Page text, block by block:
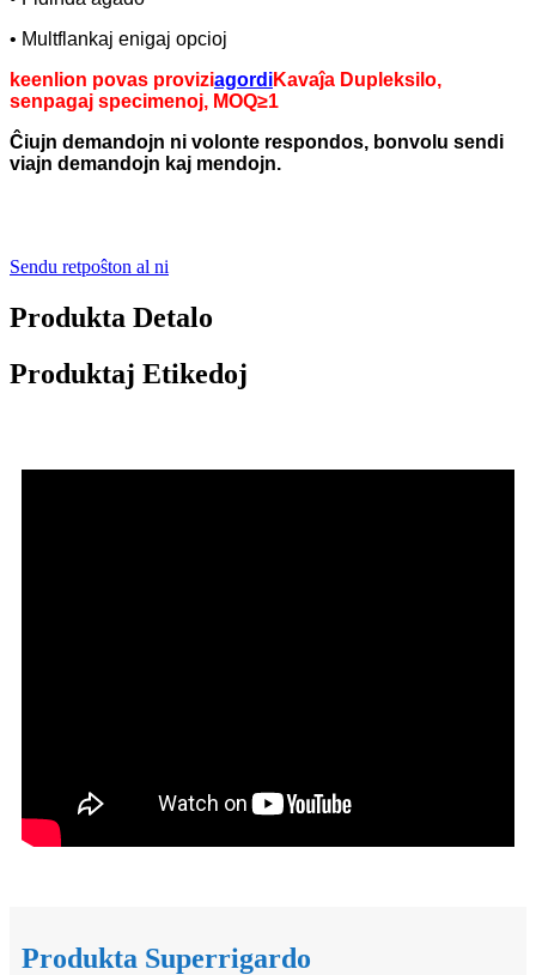
• Multflankaj enigaj opcioj
keenlion povas proviziagordiKavaĵa Dupleksilo,
senpagaj specimenoj, MOQ≥1
Ĉiujn demandojn ni volonte respondos, bonvolu sendi
viajn demandojn kaj mendojn.
Sendu retpoŝton al ni
Produkta Detalo
Produktaj Etikedoj
Produkta Superrigardo